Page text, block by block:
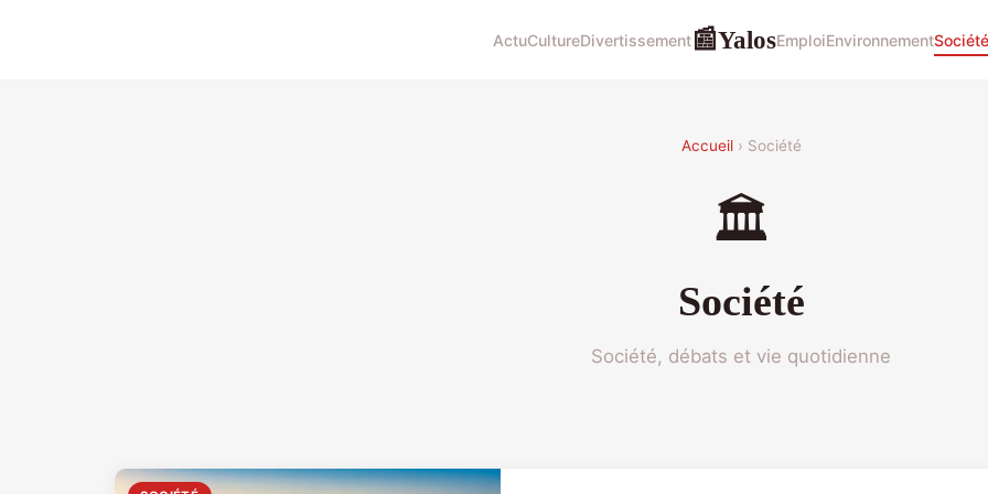
ActuCultureDivertissement📰YalosEmploiEnvironnementSociété
Accueil› Société
🏛️
Société
Société, débats et vie quotidienne